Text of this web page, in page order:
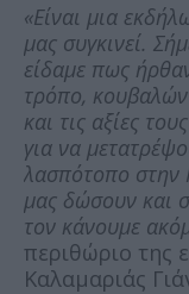
«Είναι μια
μας συγκινεί.
είδαμε πως
τρόπο,
και τις αξίες
για να
λασπότοπο στην
μας δώσουν και
τον κάνουμε
περιθώριο της
Καλαμαριάς